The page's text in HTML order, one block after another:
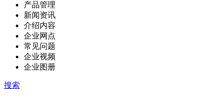
产品管理
新闻资讯
介绍内容
企业网点
常见问题
企业视频
企业图册
搜索